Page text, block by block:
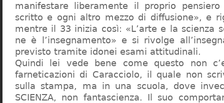
manifestare liberamente il proprio
scritto e ogni altro mezzo di diffusione», e
mentre il 33 inizia così: «L’arte e la scienza
ne è l’insegnamento» e si rivolge
previsto tramite idonei esami attitudinali.
Quindi lei vede bene come questo non
farneticazioni di Caracciolo, il quale non
sulla stampa, ma in una scuola, dove
SCIENZA, non fantascienza. Il suo